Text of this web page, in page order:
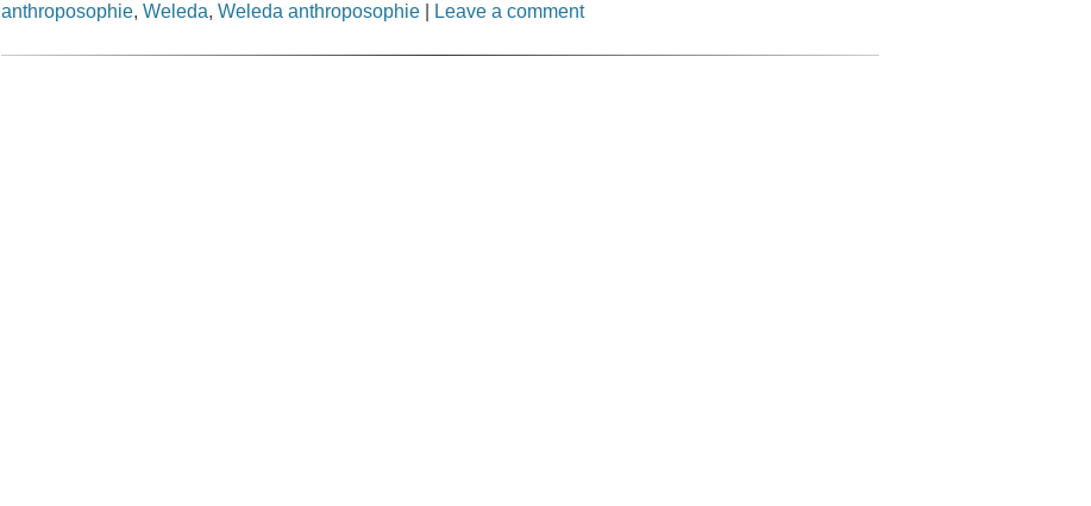
anthroposophie,Weleda,Weleda anthroposophie Leave a comment